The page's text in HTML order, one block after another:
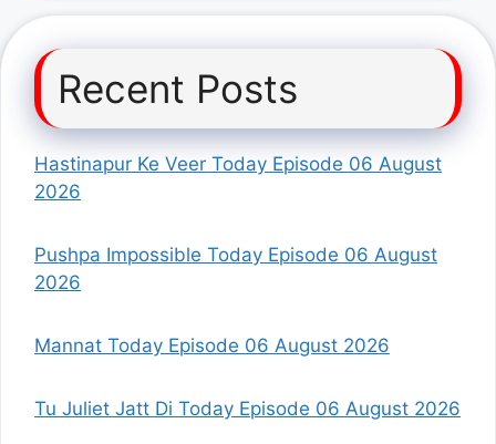
Recent Posts
Hastinapur Ke Veer Today Episode 06 August
2026
Pushpa Impossible Today Episode 06 August
2026
Mannat Today Episode 06 August 2026
Tu Juliet Jatt Di Today Episode 06 August 2026